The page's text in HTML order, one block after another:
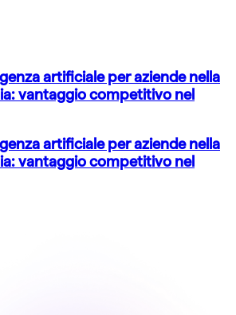
artificiale per aziende nella
vantaggio competitivo nel
artificiale per aziende nella
vantaggio competitivo nel